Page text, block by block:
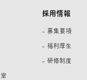
採用情報
- 募集要項
- 福利厚生
- 研修制度